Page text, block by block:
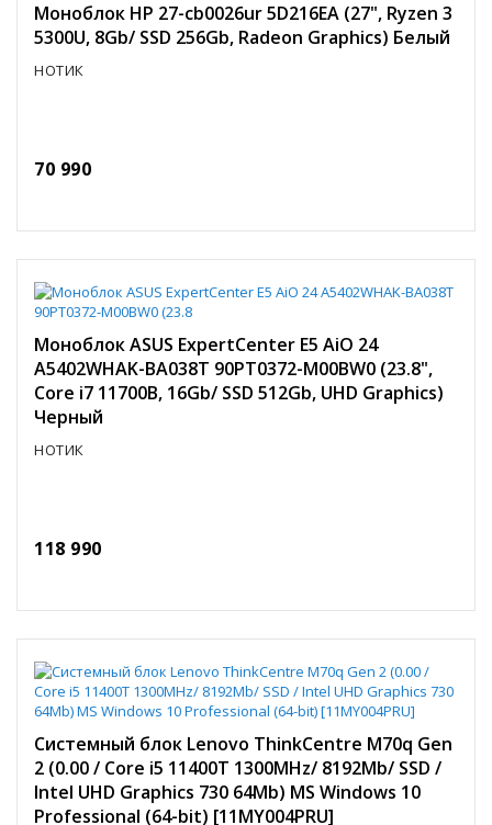
Моноблок HP 27-cb0026ur 5D216EA (27", Ryzen 3
5300U, 8Gb/ SSD 256Gb, Radeon Graphics) Белый
НОТИК
70 990
Моноблок ASUS ExpertCenter E5 AiO 24
A5402WHAK-BA038T 90PT0372-M00BW0 (23.8",
Core i7 11700B, 16Gb/ SSD 512Gb, UHD Graphics)
Черный
НОТИК
118 990
Системный блок Lenovo ThinkCentre M70q Gen
2 (0.00 / Core i5 11400T 1300MHz/ 8192Mb/ SSD /
Intel UHD Graphics 730 64Mb) MS Windows 10
Professional (64-bit) [11MY004PRU]